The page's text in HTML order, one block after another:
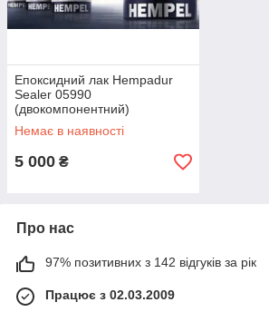
Епоксидний лак Hempadur
Sealer 05990
(двокомпонентний)
Немає в наявності
5 000 ₴
Про нас
97% позитивних з 142 відгуків за рік
Працює з 02.03.2009